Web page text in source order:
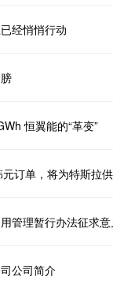
经悄悄行动
恒翼能的“革变”
订单，将为特斯拉
公司简介